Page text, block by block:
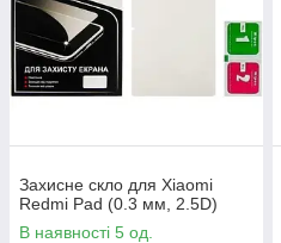
Захисне скло для Xiaomi
Redmi Pad (0.3 мм, 2.5D)
В наявності 5 од.